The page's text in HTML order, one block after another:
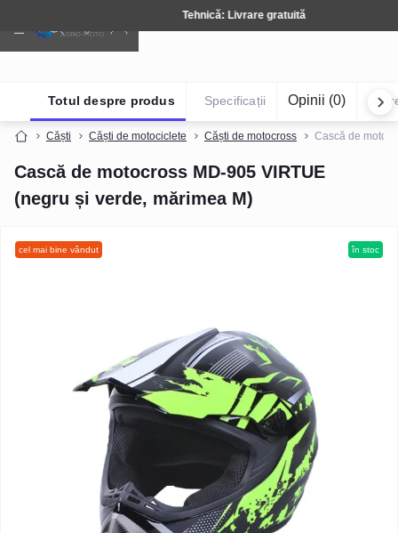
Tehnică: Livrare gratuită
Căști Căști de motociclete Căști de motocross Cască de
Cască de motocross MD-905 VIRTUE
(negru și verde, mărimea M)
Totul despre produs Specificații Opinii (0)
cel mai bine vândut în stoc